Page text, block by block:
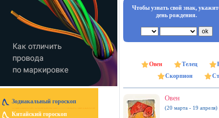
Зодиакальный гороскоп
Китайский гороскоп
Чтобы узнать свой знак,
день рождения.
Овен Телец
Скорпион
Овен
(20 марта - 19 апреля)